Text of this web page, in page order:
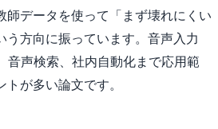
師データを使って「まず壊れにくい
う方向に振っています。音声入力
音声検索、社内自動化まで応用範
が多い論文です。